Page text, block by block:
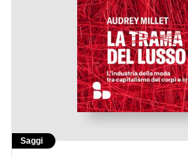
Saggi